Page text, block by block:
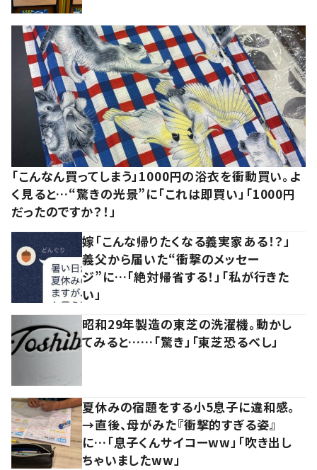
「こんなん買ってしまう」1000円の浴衣を衝動買い。よ
く見ると…“驚きの光景”に「これは即買い」「1000円
だったのですか？！」
嫁「こんな帰りたくなる義実家ある！？」
義父から届いた“衝撃のメッセー
ジ”に…「絶対帰省する！」「私が行きた
い」
昭和29年製造の東芝の洗濯機。動かし
てみると……「驚き」「東芝恐るべし」
夏休みの宿題をする小5息子に違和感。
→直後、母がみた『衝撃的すぎる姿』
に…「息子くんサイコーww」「吹き出し
ちゃいましたww」